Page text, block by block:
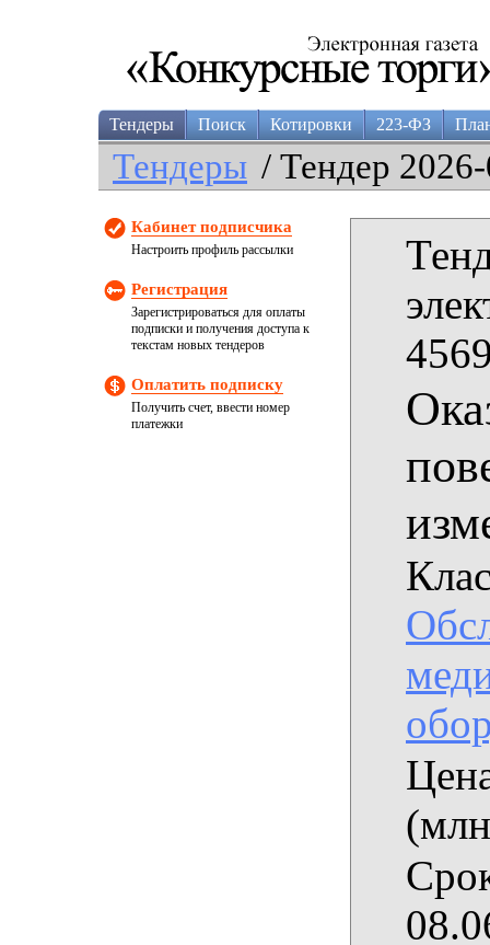
Тендеры Поиск Котировки 223-ФЗ
Тендеры / Тендер
Кабинет подписчика
Настроить профиль рассылки
Регистрация
Зарегистрироваться для оплаты
подписки и получения доступа к
текстам новых тендеров
Оплатить подписку
Получить счет, ввести номер
платежки